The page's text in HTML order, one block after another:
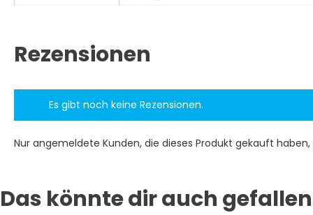
Rezensionen
Es gibt noch keine Rezensionen.
Nur angemeldete Kunden, die dieses Produkt gekauft
Das könnte dir auch